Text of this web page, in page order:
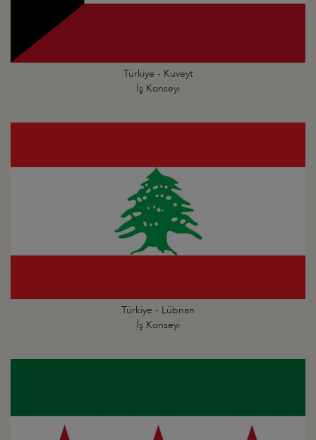
Türkiye - Kuveyt
İş Konseyi
Türkiye - Lübnan
İş Konseyi